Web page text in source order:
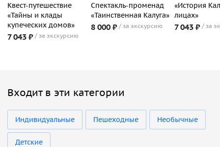
Квест-путешествие
«Тайны и клады
купеческих домов»
7 043 ₽ за экскурсию
Спектакль-променад
«Таинственная Калуга»
8 000 ₽ за экскурсию
«История
лицах»
7 043 ₽ за
Входит в эти категории
Индивидуальные Пешеходные Необычные
Детские